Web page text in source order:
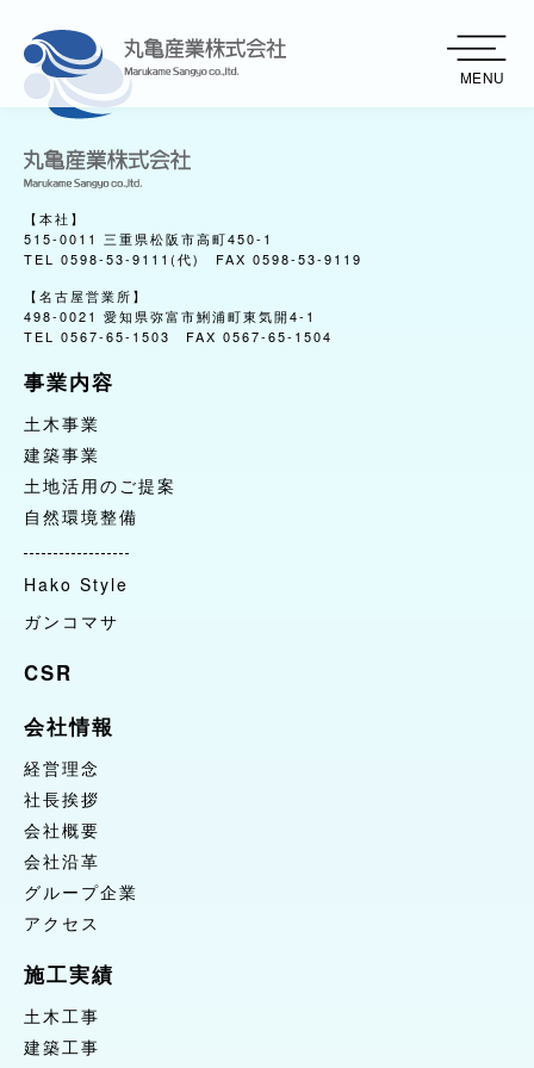
MENU
事業内容
土木事業
建築事業
土地活用のご提案
自然環境整備
CSR
会社情報
会社概要
会社沿革
グループ企業
アクセス
施工実績
土木工事
自然環境整備
お問合せ
【本社】
515-0011 三重県松阪市高町450-1
TEL 0598-53-9111(代) FAX 0598-53-9119
【名古屋営業所】
498-0021 愛知県弥富市鯏浦町東気開4-1
TEL 0567-65-1503 FAX 0567-65-1504
事業内容
土木事業
建築事業
土地活用のご提案
自然環境整備
Hako Style
ガンコマサ
CSR
会社情報
経営理念
社長挨拶
会社概要
会社沿革
グループ企業
アクセス
施工実績
土木工事
建築工事